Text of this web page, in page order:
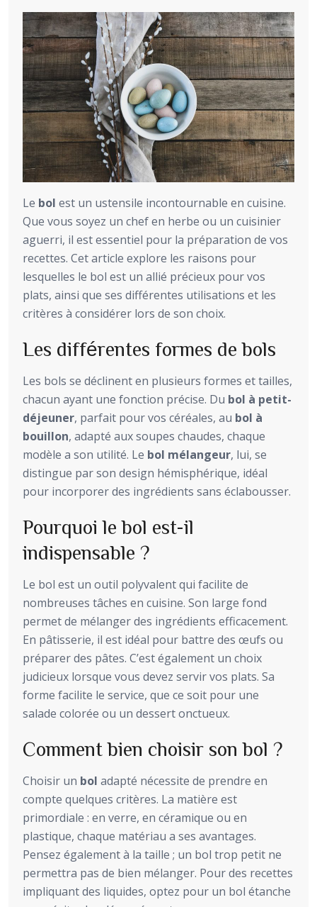
Le bol est un ustensile incontournable en cuisine.
Que vous soyez un chef en herbe ou un cuisinier
aguerri, il est essentiel pour la préparation de vos
recettes. Cet article explore les raisons pour
lesquelles le bol est un allié précieux pour vos
plats, ainsi que ses différentes utilisations et les
critères à considérer lors de son choix.
Les différentes formes de bols
Les bols se déclinent en plusieurs formes et tailles,
chacun ayant une fonction précise. Du bol à petit-
déjeuner, parfait pour vos céréales, au bol à
bouillon, adapté aux soupes chaudes, chaque
modèle a son utilité. Le bol mélangeur, lui, se
distingue par son design hémisphérique, idéal
pour incorporer des ingrédients sans éclabousser.
Pourquoi le bol est-il
indispensable ?
Le bol est un outil polyvalent qui facilite de
nombreuses tâches en cuisine. Son large fond
permet de mélanger des ingrédients efficacement.
En pâtisserie, il est idéal pour battre des œufs ou
préparer des pâtes. C’est également un choix
judicieux lorsque vous devez servir vos plats. Sa
forme facilite le service, que ce soit pour une
salade colorée ou un dessert onctueux.
Comment bien choisir son bol ?
Choisir un bol adapté nécessite de prendre en
compte quelques critères. La matière est
primordiale : en verre, en céramique ou en
plastique, chaque matériau a ses avantages.
Pensez également à la taille ; un bol trop petit ne
permettra pas de bien mélanger. Pour des recettes
impliquant des liquides, optez pour un bol étanche